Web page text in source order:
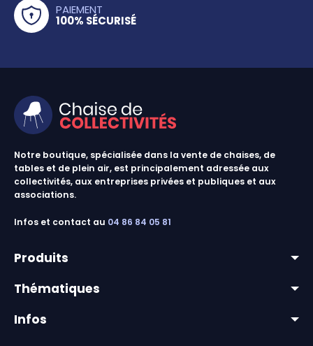
PAIEMENT
100% SÉCURISÉ
Notre boutique, spécialisée dans la vente de chaises, de
tables et de plein air, est principalement adressée aux
collectivités, aux entreprises privées et publiques et aux
associations.
Infos et contact au 04 86 84 05 81
Produits
lots & promos
chaises & tables outdoor
Thématiques
mobilier pour collectivités
Infos